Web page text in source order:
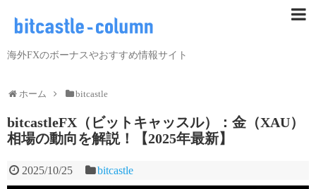
海外FXのボーナスやおすすめ情報サイト
ホーム bitcastle
bitcastleFX（ビットキャッスル）：金（XAU）
相場の動向を解説！【2025年最新】
2025/10/25 bitcastle